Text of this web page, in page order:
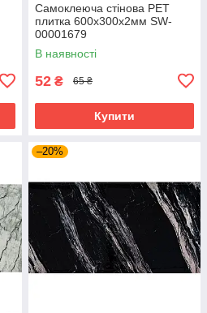
Самоклеюча стінова PET
плитка 600х300х2мм SW-
00001679
В наявності
52 ₴ 65 ₴
Купити
–20%